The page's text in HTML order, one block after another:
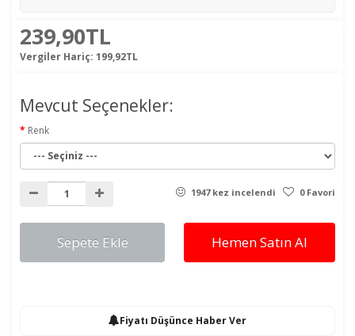
239,90TL
Vergiler Hariç: 199,92TL
Mevcut Seçenekler:
Renk
1947 kez incelendi 0 Favori
Sepete Ekle Hemen Satın Al
Fiyatı Düşünce Haber Ver